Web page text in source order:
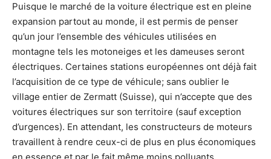
Puisque le marché de la voiture électrique est en pleine
expansion partout au monde, il est permis de penser
qu’un jour l’ensemble des véhicules utilisées en
montagne tels les motoneiges et les dameuses seront
électriques. Certaines stations européennes ont déjà fait
l’acquisition de ce type de véhicule; sans oublier le
village entier de Zermatt (Suisse), qui n’accepte que des
voitures électriques sur son territoire (sauf exception
d’urgences). En attendant, les constructeurs de moteurs
travaillent à rendre ceux-ci de plus en plus économiques